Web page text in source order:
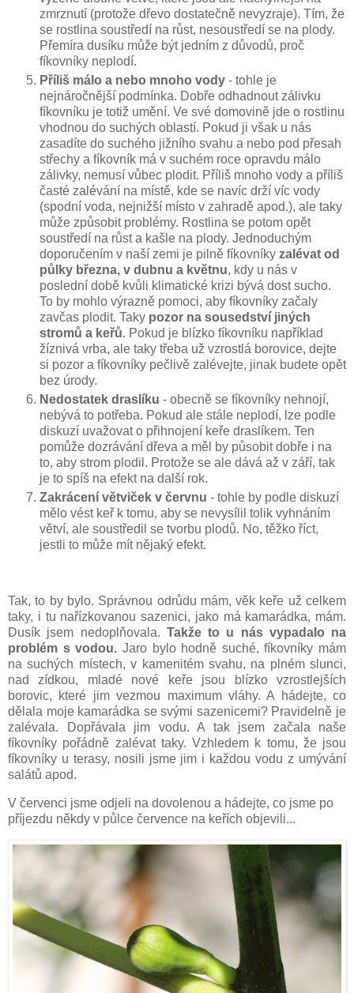
zmrznutí (protože dřevo dostatečně nevyzraje). Tím, že
se rostlina soustředí na růst, nesoustředí se na plody.
Přemíra dusíku může být jedním z důvodů, proč
fíkovníky neplodí.
Příliš málo a nebo mnoho vody - tohle je
nejnáročnější podmínka. Dobře odhadnout zálivku
fíkovníku je totiž umění. Ve své domovině jde o rostlinu
vhodnou do suchých oblastí. Pokud ji však u nás
zasadíte do suchého jižního svahu a nebo pod přesah
střechy a fíkovník má v suchém roce opravdu málo
zálivky, nemusí vůbec plodit. Příliš mnoho vody a příliš
časté zalévání na místě, kde se navíc drží víc vody
(spodní voda, nejnižší místo v zahradě apod.), ale taky
může způsobit problémy. Rostlina se potom opět
soustředí na růst a kašle na plody. Jednoduchým
doporučením v naší zemi je pilně fíkovníky zalévat od
půlky března, v dubnu a květnu, kdy u nás v
poslední době kvůli klimatické krizi bývá dost sucho.
To by mohlo výrazně pomoci, aby fíkovníky začaly
zavčas plodit. Taky pozor na sousedství jiných
stromů a keřů. Pokud je blízko fíkovníku například
žíznivá vrba, ale taky třeba už vzrostlá borovice, dejte
si pozor a fíkovníky pečlivě zalévejte, jinak budete opět
bez úrody.
Nedostatek draslíku - obecně se fíkovníky nehnojí,
nebývá to potřeba. Pokud ale stále neplodí, lze podle
diskuzí uvažovat o přihnojení keře draslíkem. Ten
pomůže dozrávání dřeva a měl by působit dobře i na
to, aby strom plodil. Protože se ale dává až v září, tak
je to spíš na efekt na další rok.
Zakrácení větviček v červnu - tohle by podle diskuzí
mělo vést keř k tomu, aby se nevysílil tolik vyhnáním
větví, ale soustředil se tvorbu plodů. No, těžko říct,
jestli to může mít nějaký efekt.
Tak, to by bylo. Správnou odrůdu mám, věk keře už celkem
taky, i tu nařízkovanou sazenici, jako má kamarádka, mám.
Dusík jsem nedoplňovala. Takže to u nás vypadalo na
problém s vodou. Jaro bylo hodně suché, fíkovníky mám
na suchých místech, v kamenitém svahu, na plném slunci,
nad zídkou, mladé nové keře jsou blízko vzrostlejších
borovic, které jim vezmou maximum vláhy. A hádejte, co
dělala moje kamarádka se svými sazenicemi? Pravidelně je
zalévala. Dopřávala jim vodu. A tak jsem začala naše
fíkovníky pořádně zalévat taky. Vzhledem k tomu, že jsou
fíkovníky u terasy, nosili jsme jim i každou vodu z umývání
salátů apod.
V červenci jsme odjeli na dovolenou a hádejte, co jsme po
příjezdu někdy v půlce července na keřích objevili...